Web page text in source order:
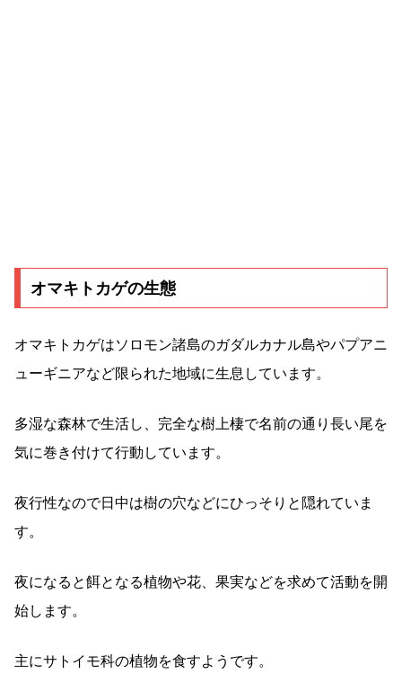
オマキトカゲの生態
オマキトカゲはソロモン諸島のガダルカナル島やパプアニ
ューギニアなど限られた地域に生息しています。
多湿な森林で生活し、完全な樹上棲で名前の通り長い尾を
気に巻き付けて行動しています。
夜行性なので日中は樹の穴などにひっそりと隠れていま
す。
夜になると餌となる植物や花、果実などを求めて活動を開
始します。
主にサトイモ科の植物を食すようです。